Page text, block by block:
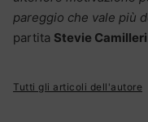
pareggio che vale più
partita Stevie
Tutti gli articoli dell'autore